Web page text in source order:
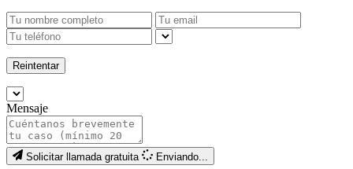
Reintentar
Mensaje
Solicitar llamada gratuita Enviando...